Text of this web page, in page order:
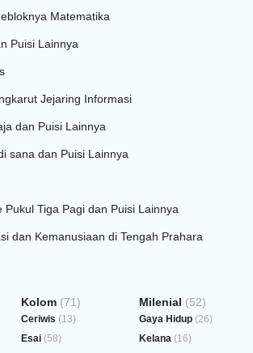
Matematika
Puisi Lainnya
Jejaring Informasi
dan Puisi Lainnya
sana dan Puisi Lainnya
Pukul Tiga Pagi dan Puisi Lainnya
dan Kemanusiaan di Tengah Prahara
Kolom (71)
Ceriwis (13)
Esai (58)
Milenial (52)
Gaya Hidup (26)
Kelana (16)